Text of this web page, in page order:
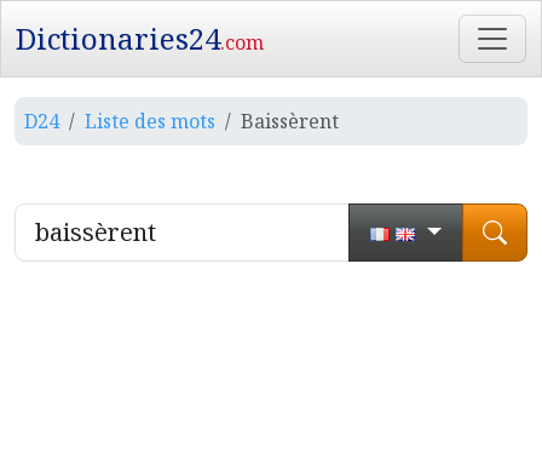
Dictionaries24.com
D24 Liste des mots Baissèrent